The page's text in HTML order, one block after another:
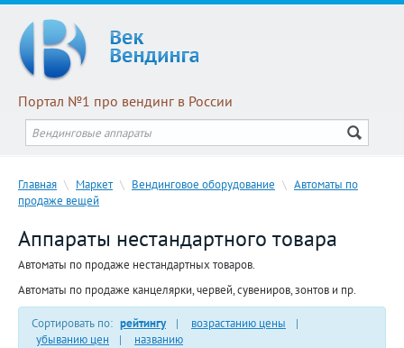
Портал №1 про вендинг в России
Главная \ Маркет \ Вендинговое оборудование \ Автоматы по
продаже вещей
Аппараты нестандартного товара
Автоматы по продаже нестандартных товаров.
Автоматы по продаже канцелярки, червей, сувениров, зонтов и пр.
Сортировать по: рейтингу | возрастанию цены
|
убыванию цен
| названию